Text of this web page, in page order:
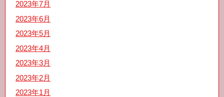
2023年7月
2023年6月
2023年5月
2023年4月
2023年3月
2023年2月
2023年1月